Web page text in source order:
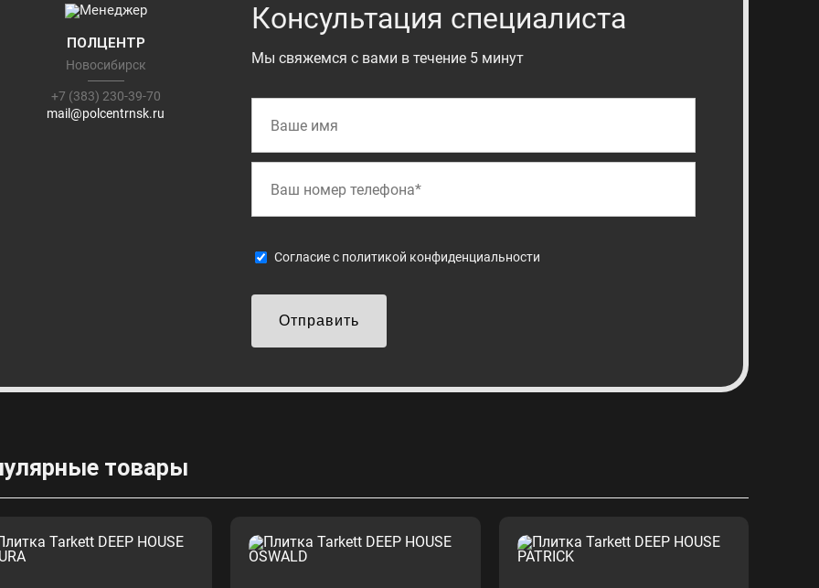
ПОЛЦЕНТР
Новосибирск
+7 (383) 230-39-70
mail@polcentrnsk.ru
Консультация специалиста
Мы свяжемся с вами в течение 5 минут
Cогласие с политикой конфиденциальности
Отправить
товары